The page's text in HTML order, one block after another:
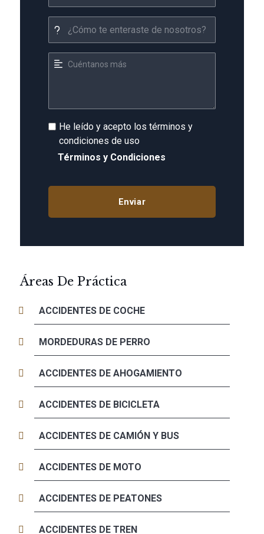
He leído y acepto los términos y
condiciones de uso
Términos y Condiciones
Áreas De Práctica
ACCIDENTES DE COCHE
MORDEDURAS DE PERRO
ACCIDENTES DE AHOGAMIENTO
ACCIDENTES DE BICICLETA
ACCIDENTES DE CAMIÓN Y BUS
ACCIDENTES DE MOTO
ACCIDENTES DE PEATONES
ACCIDENTES DE TREN